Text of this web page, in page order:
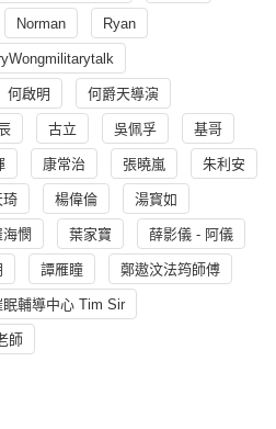
Norman Ryan
何啟明 何爵天導演
古立 吳佩孚 基哥
康常治 張曉嵐 朱利安
琦 楊偉倫 湯寳如
海憫 葉家寶 薛影儀 - 阿儀
譚雁瞳 鄭遨汶法筠師傅
眠輔導中心 Tim Sir
師